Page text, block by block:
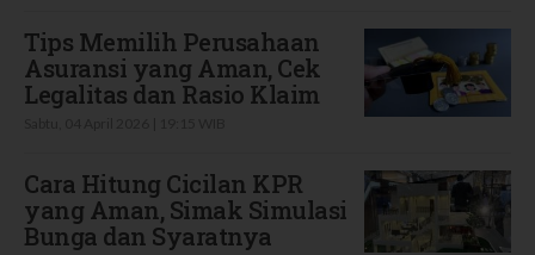
Tips Memilih Perusahaan
Asuransi yang Aman, Cek
Legalitas dan Rasio Klaim
Cara Hitung Cicilan KPR
yang Aman, Simak Simulasi
Bunga dan Syaratnya